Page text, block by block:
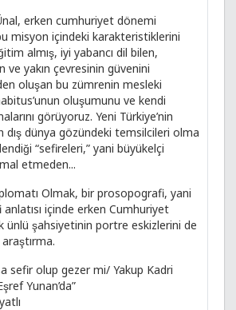
erken cumhuriyet dönemi
misyon içindeki karakteristiklerini
almış, iyi yabancı dil bilen,
ve yakın çevresinin güvenini
oluşan bu zümrenin mesleki
oluşumunu ve kendi
görüyoruz. Yeni Türkiye’nin
dış dünya gözündeki temsilcileri olma
“sefireleri,” yani büyükelçi
etmeden...
Olmak, bir prosopografi, yani
içinde erken Cumhuriyet
ünlü şahsiyetinin portre eskizlerini de
sefir olup gezer mi/ Yakup Kadri
Yunan’da”